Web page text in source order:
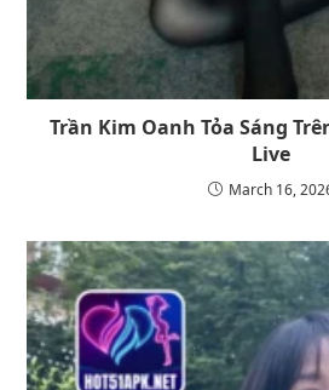
Trần Kim Oanh Tỏa Sáng
Live
March 16,